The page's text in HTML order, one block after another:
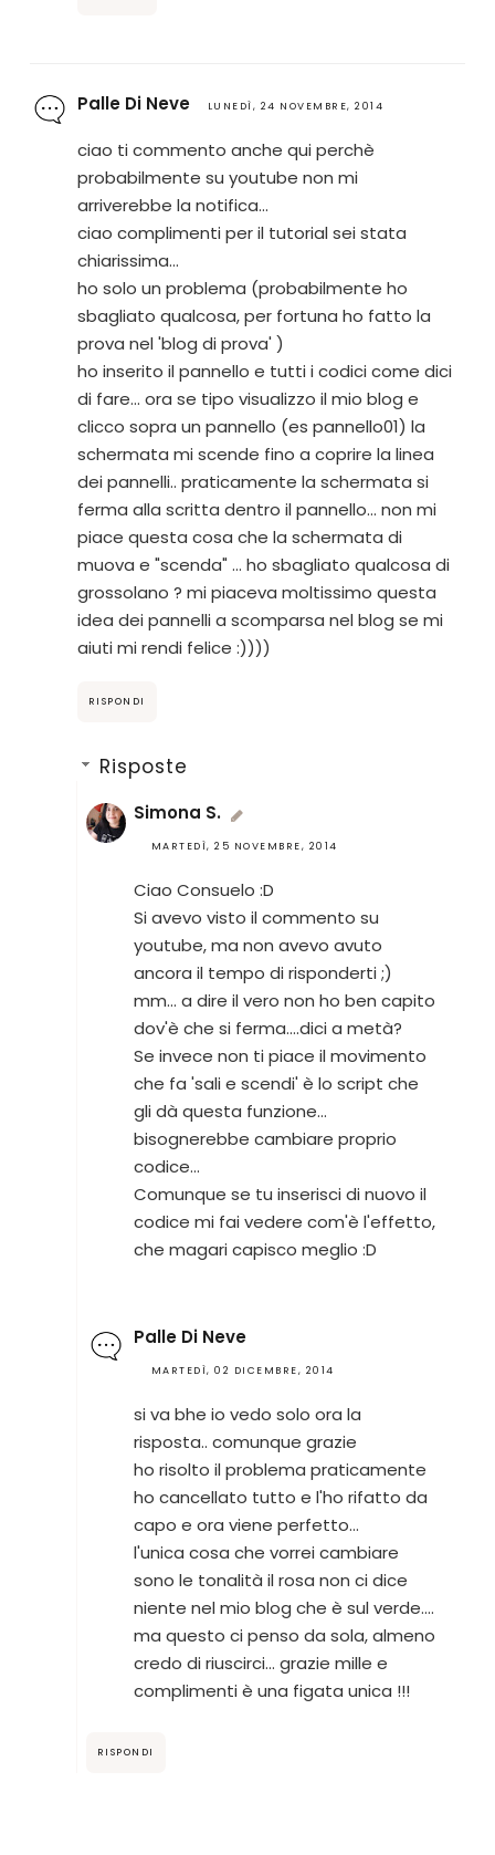
Palle Di Neve LUNEDÌ, 24 NOVEMBRE, 2014
ciao ti commento anche qui perchè
probabilmente su youtube non mi
arriverebbe la notifica...
ciao complimenti per il tutorial sei stata
chiarissima...
ho solo un problema (probabilmente ho
sbagliato qualcosa, per fortuna ho fatto la
prova nel 'blog di prova' )
ho inserito il pannello e tutti i codici come dici
di fare... ora se tipo visualizzo il mio blog e
clicco sopra un pannello (es pannello01) la
schermata mi scende fino a coprire la linea
dei pannelli.. praticamente la schermata si
ferma alla scritta dentro il pannello... non mi
piace questa cosa che la schermata di
muova e "scenda" ... ho sbagliato qualcosa di
grossolano ? mi piaceva moltissimo questa
idea dei pannelli a scomparsa nel blog se mi
aiuti mi rendi felice :))))
RISPONDI
Risposte
Simona S.
MARTEDÌ, 25 NOVEMBRE, 2014
Ciao Consuelo :D
Si avevo visto il commento su
youtube, ma non avevo avuto
ancora il tempo di risponderti ;)
mm... a dire il vero non ho ben capito
dov'è che si ferma....dici a metà?
Se invece non ti piace il movimento
che fa 'sali e scendi' è lo script che
gli dà questa funzione...
bisognerebbe cambiare proprio
codice...
Comunque se tu inserisci di nuovo il
codice mi fai vedere com'è l'effetto,
che magari capisco meglio :D
Palle Di Neve
MARTEDÌ, 02 DICEMBRE, 2014
si va bhe io vedo solo ora la
risposta.. comunque grazie
ho risolto il problema praticamente
ho cancellato tutto e l'ho rifatto da
capo e ora viene perfetto...
l'unica cosa che vorrei cambiare
sono le tonalità il rosa non ci dice
niente nel mio blog che è sul verde....
ma questo ci penso da sola, almeno
credo di riuscirci... grazie mille e
complimenti è una figata unica !!!
RISPONDI